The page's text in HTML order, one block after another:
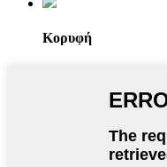
Κορυφή